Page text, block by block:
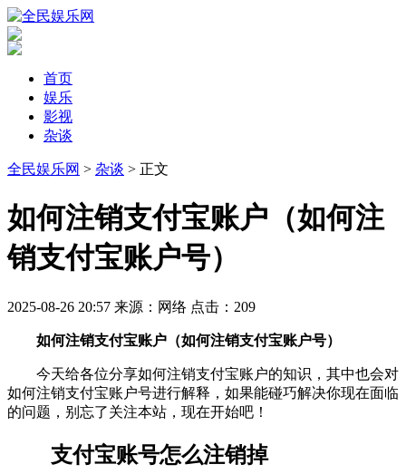
首页
娱乐
影视
杂谈
全民娱乐网 > 杂谈 > 正文
​如何注销支付宝账户（如何注
销支付宝账户号）
2025-08-26 20:57 来源：网络 点击： 209
如何注销支付宝账户（如何注销支付宝账户号）
今天给各位分享如何注销支付宝账户的知识，其中也会对
如何注销支付宝账户号进行解释，如果能碰巧解决你现在面临
的问题，别忘了关注本站，现在开始吧！
支付宝账号怎么注销掉